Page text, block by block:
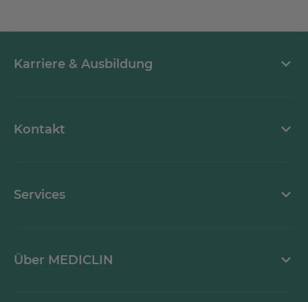
Karriere & Ausbildung
Kontakt
Services
Über MEDICLIN